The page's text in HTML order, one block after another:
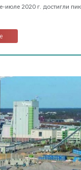
июле 2020 г. достигли